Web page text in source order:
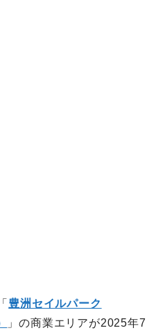
豊洲セイルパーク
」の商業エリアが2025年7